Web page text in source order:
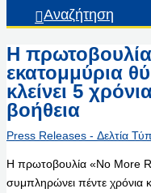
Αναζήτηση
Η
εκατομμύρια
κλείνει 5
βοήθεια
Press Releases - Δελτία
Η πρωτοβουλία «No More
συμπληρώνει πέντε χρόνια